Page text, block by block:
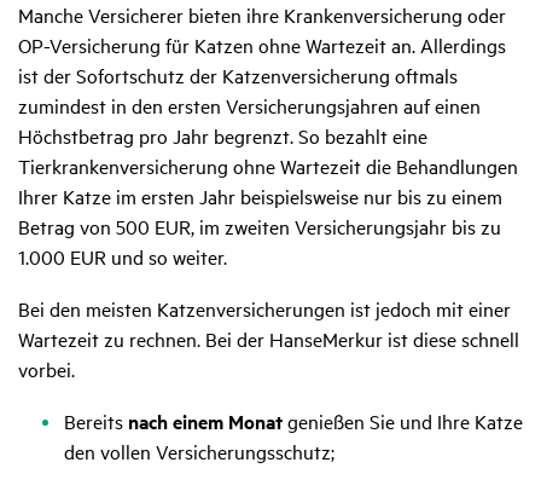
Manche Versicherer bieten ihre Krankenversicherung oder
OP-Versicherung für Katzen ohne Wartezeit an. Allerdings
ist der Sofortschutz der Katzenversicherung oftmals
zumindest in den ersten Versicherungsjahren auf einen
Höchstbetrag pro Jahr begrenzt. So bezahlt eine
Tierkrankenversicherung ohne Wartezeit die Behandlungen
Ihrer Katze im ersten Jahr beispielsweise nur bis zu einem
Betrag von 500 EUR, im zweiten Versicherungsjahr bis zu
1.000 EUR und so weiter.
Bei den meisten Katzenversicherungen ist jedoch mit einer
Wartezeit zu rechnen. Bei der HanseMerkur ist diese schnell
vorbei.
Bereits nach einem Monatgenießen Sie und Ihre Katze
den vollen Versicherungsschutz;